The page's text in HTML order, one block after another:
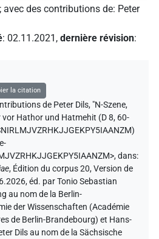
; avec des contributions de: Peter
: 02.11.2021 , dernière révision:
la citation
de Peter Dils, "N-Szene,
Hathor und Hatmehit (D 8, 60-
)
,dans:
, Édition du corpus 20, Version de
éd. par Tonio Sebastian
au nom de la Berlin-
der Wissenschaften (Académie
de Berlin-Brandebourg) et Hans-
Dils au nom de la Sächsische